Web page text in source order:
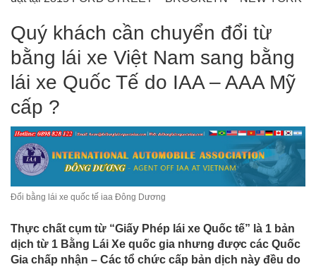
Quý khách cần chuyển đổi từ
bằng lái xe Việt Nam sang bằng
lái xe Quốc Tế do IAA – AAA Mỹ
cấp ?
Đổi bằng lái xe quốc tế iaa Đông Dương
Thực chất cụm từ “Giấy Phép lái xe Quốc tế” là 1 bản
dịch từ 1 Bằng Lái Xe quốc gia nhưng được các Quốc
Gia chấp nhận – Các tổ chức cấp bản dịch này đều do